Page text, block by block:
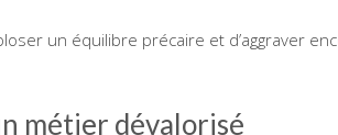
un équilibre précaire et d’aggraver
métier dévalorisé